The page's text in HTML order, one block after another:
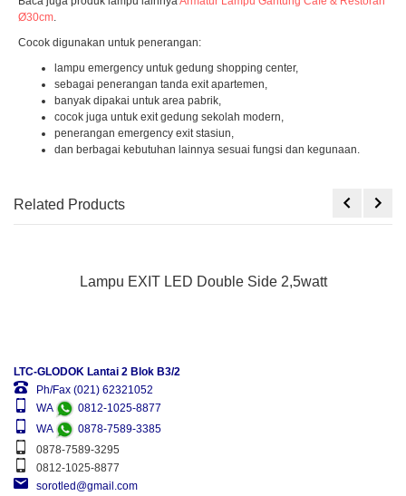
Ø30cm.
Cocok digunakan untuk penerangan:
lampu emergency untuk gedung shopping center,
sebagai penerangan tanda exit apartemen,
banyak dipakai untuk area pabrik,
cocok juga untuk exit gedung sekolah modern,
penerangan emergency exit stasiun,
dan berbagai kebutuhan lainnya sesuai fungsi dan kegunaan.
Related Products
Lampu EXIT LED Double Side 2,5watt
LTC-GLODOK Lantai 2 Blok B3/2
Ph/Fax (021) 62321052
WA
0812-1025-8877
WA
0878-7589-3385
0878-7589-3295
0812-1025-8877
sorotled@gmail.com